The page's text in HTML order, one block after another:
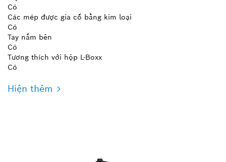
Có
Các mép được gia cố bằng kim loại
Có
Tay nắm bên
Có
Tương thích với hộp L-Boxx
Có
Hiện thêm